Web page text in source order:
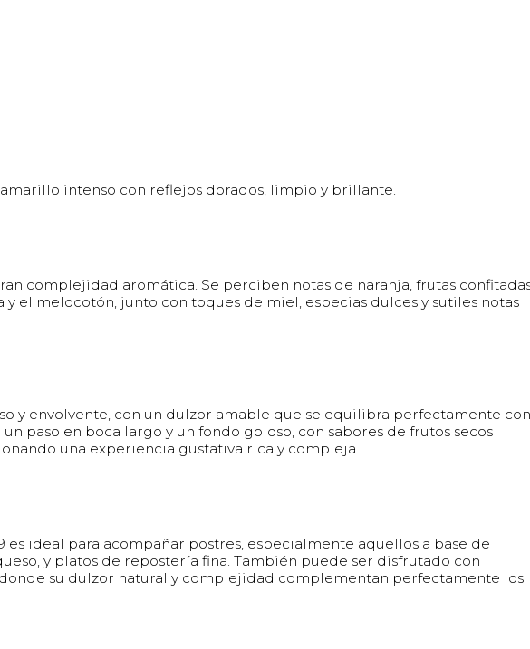
intenso con reflejos dorados, limpio y brillante.
complejidad aromática. Se perciben notas de naranja, frutas
el melocotón, junto con toques de miel, especias dulces y sutiles notas
y envolvente, con un dulzor amable que se equilibra perfectamente con
paso en boca largo y un fondo goloso, con sabores de frutos secos
una experiencia gustativa rica y compleja.
es ideal para acompañar postres, especialmente aquellos a base de
y platos de repostería fina. También puede ser disfrutado con
donde su dulzor natural y complejidad complementan perfectamente los